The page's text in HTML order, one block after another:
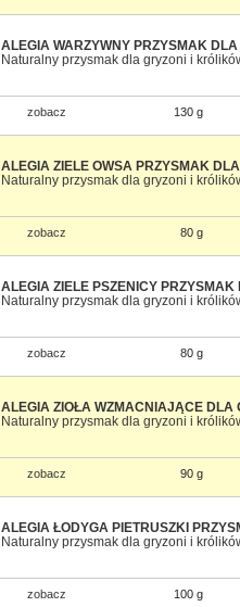
ALEGIA WARZYWNY PRZYSMAK
Naturalny przysmak dla gryzoni i
zobacz 130 g
ALEGIA ZIELE OWSA PRZYSMAK
Naturalny przysmak dla gryzoni i
zobacz 80 g
ALEGIA ZIELE PSZENICY
Naturalny przysmak dla gryzoni i
zobacz 80 g
ALEGIA ZIOŁA WZMACNIAJĄCE DLA
Naturalny przysmak dla gryzoni i
zobacz 90 g
ALEGIA ŁODYGA PIETRUSZKI
Naturalny przysmak dla gryzoni i
zobacz 100 g